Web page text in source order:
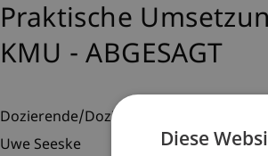
Praktische
KMU - ABGESAGT
Dozierende/Dozierender:
Uwe Seeske
Diese